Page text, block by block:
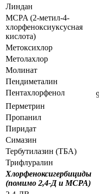
Линдан
MCPA (2-метил-4-
хлорфеноксиуксусная
кислота)
Метоксихлор
Метолахлор
Молинат
Пендиметалин
Пентахлорфенол
Перметрин
Пропанил
Пиридат
Симазин
Тербутилазин (ТБА)
Трифлуралин
Хлорфеноксигербициды
(помимо 2,4-Д и MCPA)